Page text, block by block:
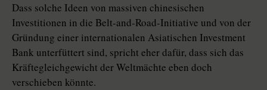
Dass solche Ideen von massiven chinesischen
Investitionen in die Belt-and-Road-Initiative und von der
Gründung einer internationalen Asiatischen Investment
Bank unterfüttert sind, spricht eher dafür, dass sich das
Kräftegleichgewicht der Weltmächte eben doch
verschieben könnte.